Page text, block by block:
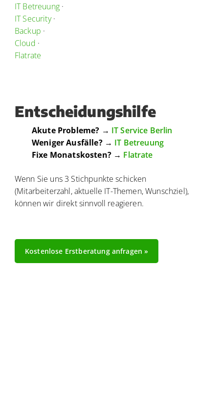
IT Betreuung·
IT Security·
Backup ·
Cloud ·
Flatrate
Entscheidungshilfe
Akute Probleme? → IT Service Berlin
Weniger Ausfälle?→ IT Betreuung
Fixe Monatskosten?→ Flatrate
Wenn Sie uns 3 Stichpunkte schicken
(Mitarbeiterzahl, aktuelle IT-Themen, Wunschziel),
können wir direkt sinnvoll reagieren.
Kostenlose Erstberatung anfragen »